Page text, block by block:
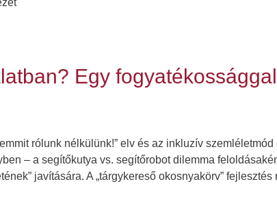
Egy
rólunk nélkülünk!” elv és az inkluzív
– a segítőkutya vs. segítőrobot dilemma
javítására. A „tárgykereső okosnyakörv”